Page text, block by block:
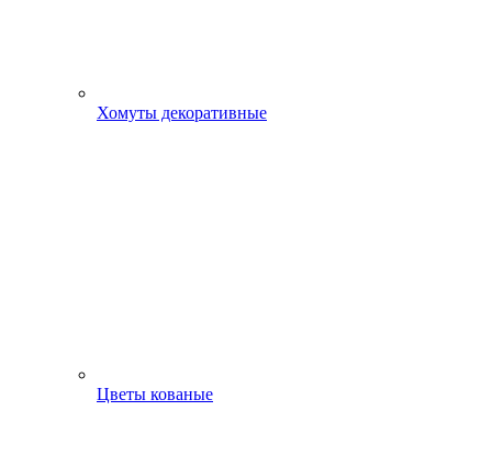
Хомуты декоративные
Цветы кованые